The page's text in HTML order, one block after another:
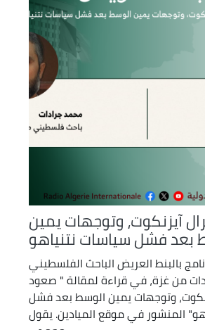
آيزنكوت، وتوجهات يمين
بعد فشل سياسات نتنياهو
بالبنط العريض الباحث الفلسطيني
من غزة، في قراءة لمقالة " صعود
وتوجهات يمين الوسط بعد فشل
المنشور في موقع الميادين. يقول